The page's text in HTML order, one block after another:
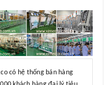
có hệ thống bán hàng